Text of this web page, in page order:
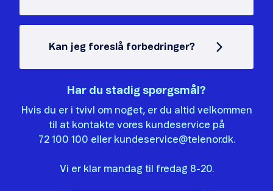
Kan jeg foreslå forbedringer?
Har du stadig spørgsmål?
Hvis du er i tvivl om noget, er du altid velkommen
til at kontakte vores kundeservice på
72 100 100 eller kundeservice@telenor.dk.
Vi er klar mandag til fredag 8-20.